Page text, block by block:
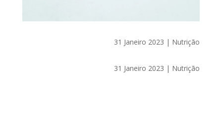
31 Janeiro 2023 | Nutrição
31 Janeiro 2023 | Nutrição